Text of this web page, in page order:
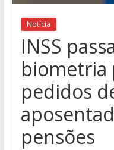
Notícia
INSS
biometria
pedidos
pensões